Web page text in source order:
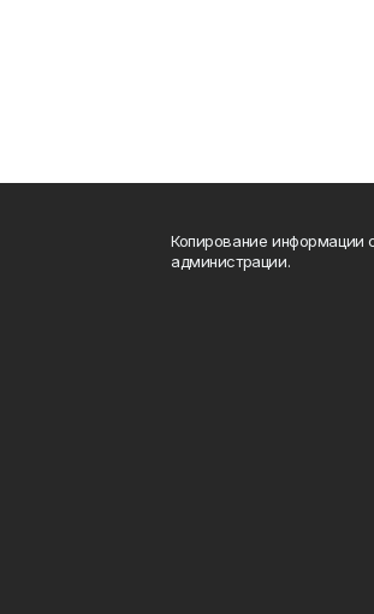
Копирование информации
администрации.